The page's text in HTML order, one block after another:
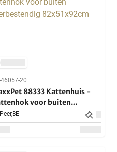
20
88333 Kattenhuis -
voor buiten
82x51x92cm
Peer,BE